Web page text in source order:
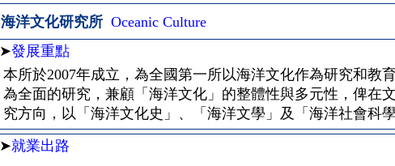
海洋文化研究所 Oceanic Culture
➤發展重點
本所於2007年成立，為全國第一所以海洋文化作為研究和
為全面的研究，兼顧「海洋文化」的整體性與多元性，俾在
究方向，以「海洋文化史」、「海洋文學」及「海洋社會科
➤就業出路